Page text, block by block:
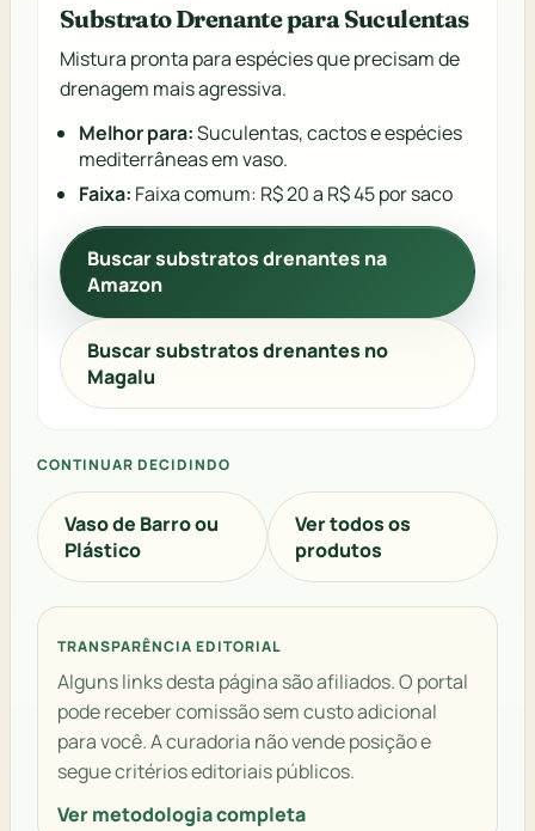
Substrato Drenante para Suculentas
Mistura pronta para espécies que precisam de
drenagem mais agressiva.
Melhor para:Suculentas, cactos e espécies
mediterrâneas em vaso.
Faixa: Faixa comum: R$ 20 a R$ 45 por saco
Buscar substratos drenantes na
Amazon
Buscar substratos drenantes no
Magalu
CONTINUAR DECIDINDO
Vaso de Barro ou
Plástico
Ver todos os
produtos
TRANSPARÊNCIA EDITORIAL
Alguns links desta página são afiliados. O portal
pode receber comissão sem custo adicional
para você. A curadoria não vende posição e
segue critérios editoriais públicos.
Ver metodologia completa